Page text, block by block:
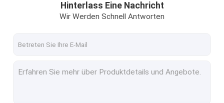
Achsantriebsteile für Bagger
Hinterlass Eine Nachricht
Wir Werden Schnell Antworten